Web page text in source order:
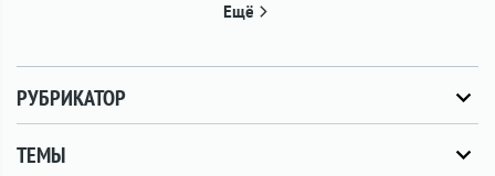
Ещё
РУБРИКАТОР
ТЕМЫ